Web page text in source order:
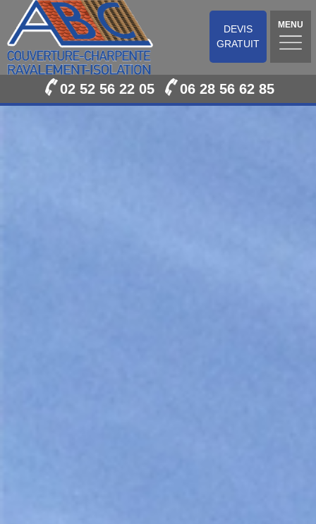
DEVIS
GRATUIT
MENU
02 52 56 22 05 06 28 56 62 85